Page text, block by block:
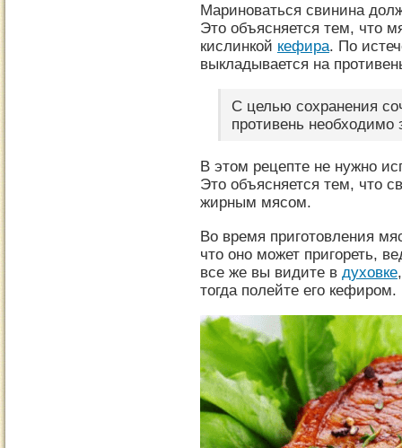
Мариноваться свинина
Это объясняется тем, что
кислинкой кефира. По
выкладывается на
С целью сохранения
противень необходимо
В этом рецепте не нужно
Это объясняется тем, что
жирным мясом.
Во время приготовления
что оно может пригореть,
все же вы видите в духовке
тогда полейте его кефиром.